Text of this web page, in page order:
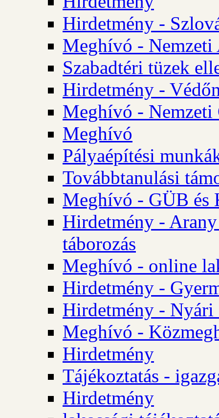
Hirdetmény -
Meghívó - Nemzeti
Szabadtéri tüzek
Hirdetmény -
Meghívó - Nemzeti
Meghívó
Pályaépítési
Továbbtanulási
Meghívó - GÜB és
Hirdetmény - Arany
táborozás
Meghívó - online
Hirdetmény -
Hirdetmény - Nyári
Meghívó -
Hirdetmény
Tájékoztatás -
Hirdetmény